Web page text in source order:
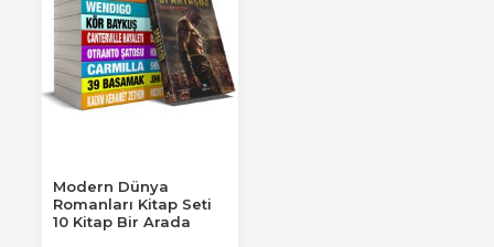
Modern Dünya
Romanları Kitap Seti
10 Kitap Bir Arada